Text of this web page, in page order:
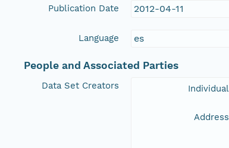
Publication Date 2012-04-11
Language es
People and Associated Parties
Data Set Creators Individual
Address